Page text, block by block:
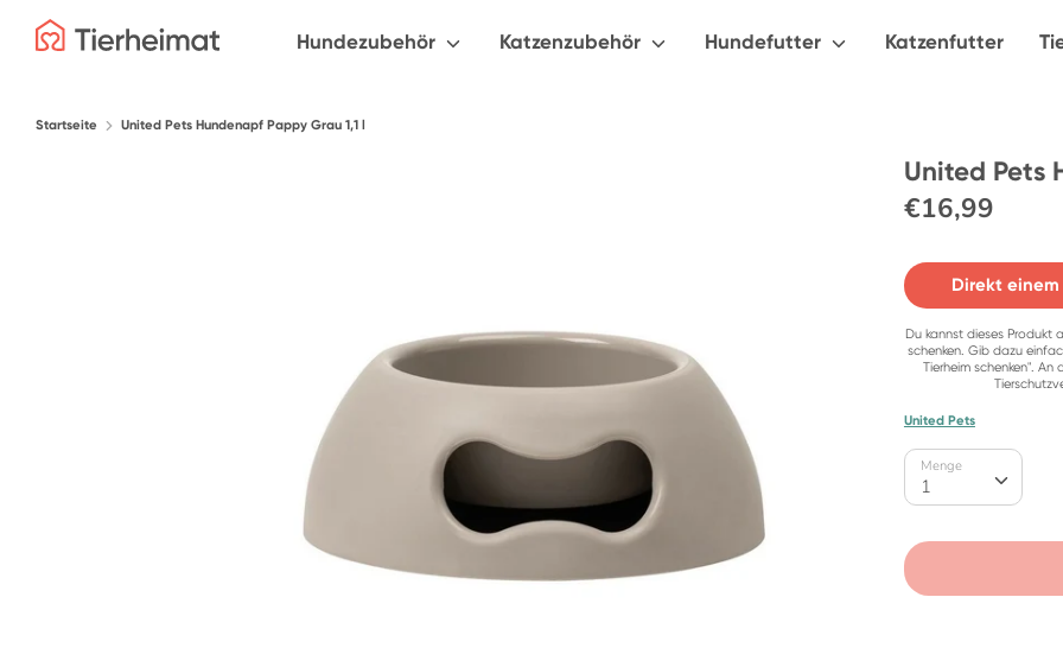
Hundezubehör Katzenzubehör Hundefutter Katzenfutter
Durchsuche
Startseite United Pets Hundenapf Pappy Grau 1,1 l
United Pets
€16,99
Direkt einem
Du kannst dieses Produkt
schenken. Gib dazu
Tierheim schenken".
United Pets
Menge
1
Menge